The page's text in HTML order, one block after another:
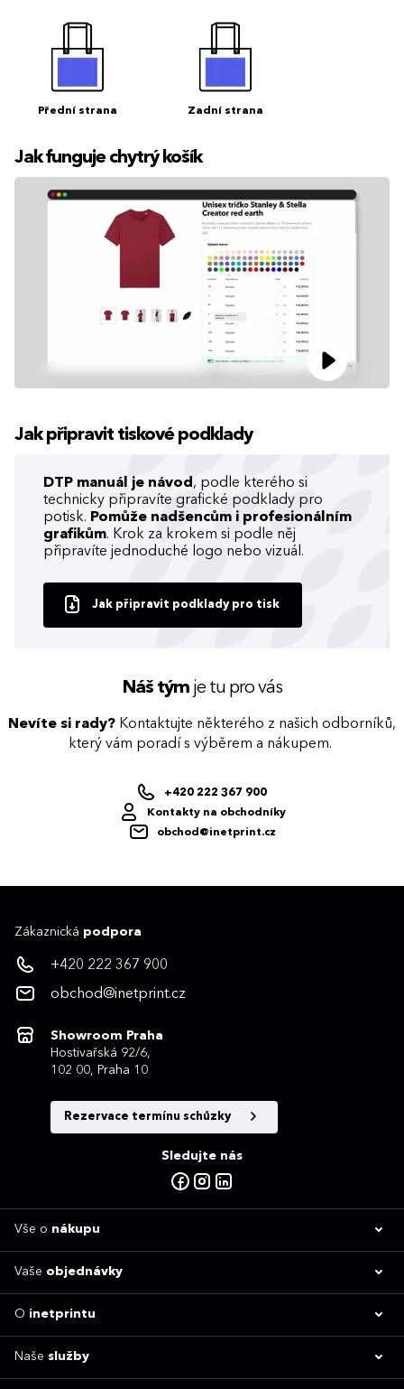
Přední strana Zadní strana
Jak funguje chytrý košík
Jak připravit tiskové podklady
DTP manuál je návod , podle kterého si
technicky připravíte grafické podklady pro
potisk. Pomůže nadšencům i profesionálním
grafikům. Krok za krokem si podle něj
připravíte jednoduché logo nebo vizuál.
Jak připravit podklady pro tisk
Náš týmje tu pro vás
Nevíte si rady? Kontaktujte některého z našich odborníků,
který vám poradí s výběrem a nákupem.
+420 222 367 900
Kontakty na obchodníky
obchod@inetprint.cz
Zákaznická podpora
+420 222 367 900
obchod@inetprint.cz
Showroom Praha
Hostivařská 92/6,
102 00, Praha 10
Rezervace termínu schůzky
Sledujte nás
Vše o nákupu
Vaše objednávky
O inetprintu
Naše služby